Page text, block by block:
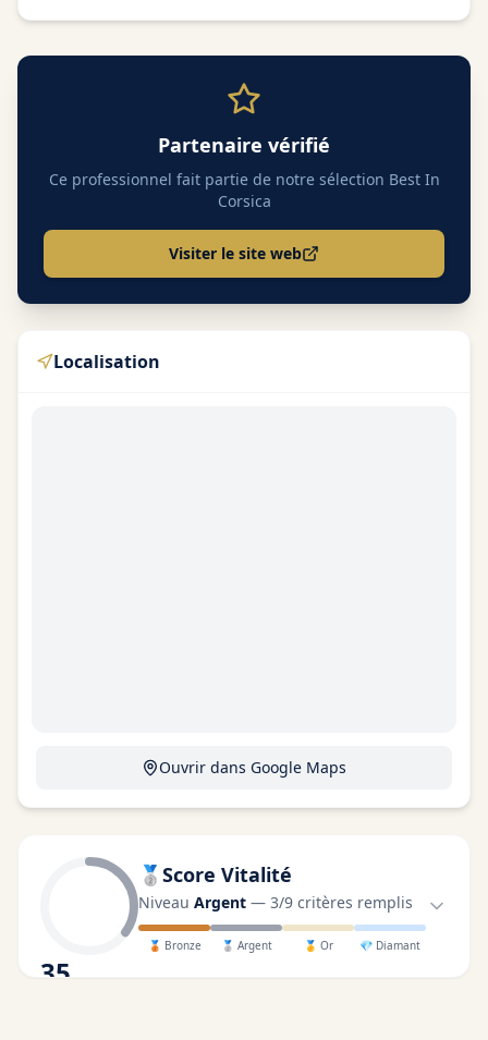
Partenaire vérifié
Ce professionnel fait partie de notre sélection Best In
Corsica
Visiter le site web
Localisation
Ouvrir dans Google Maps
35
🥈 Score Vitalité
Niveau Argent — 3/9 critères remplis
🥉 Bronze 🥈 Argent 🥇 Or 💎 Diamant